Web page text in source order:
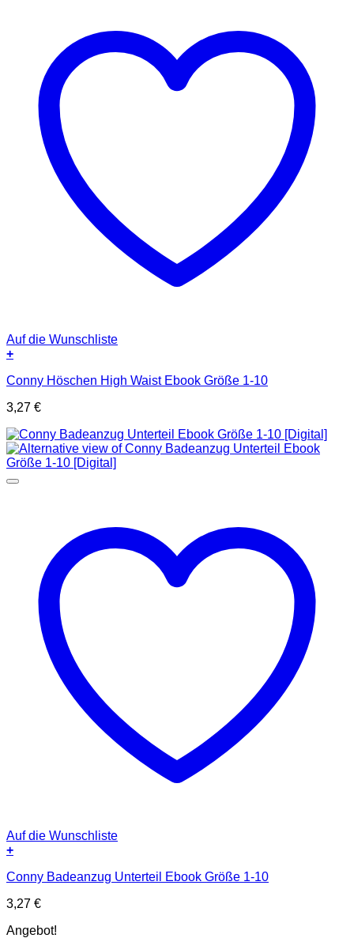
Auf die Wunschliste
+
Conny Höschen High Waist Ebook Größe 1-10
3,27 €
Auf die Wunschliste
+
Conny Badeanzug Unterteil Ebook Größe 1-10
3,27 €
Angebot!